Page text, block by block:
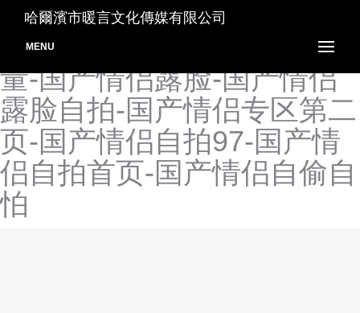
国产情侣91-国产情侣Porn-
国产情侣tp在线-国产情侣大
量-国产情侣露脸-国产情侣
露脸自拍-国产情侣专区第二
页-国产情侣自拍97-国产情
侣自拍首页-国产情侣自偷自
怕
哈爾濱市暖言文化傳媒有限公司
MENU